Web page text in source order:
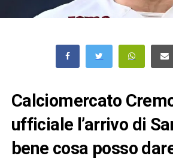
Calciomercato
ufficiale l’arrivo di
bene cosa posso